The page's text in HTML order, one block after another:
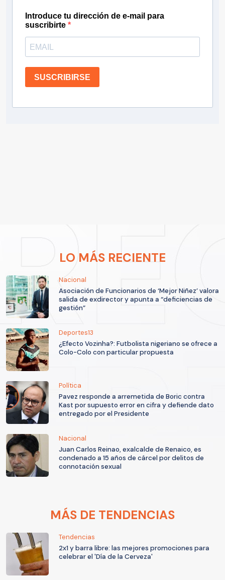
Introduce tu dirección de e-mail para
suscribirte
SUSCRIBIRSE
LO MÁS RECIENTE
Nacional
Asociación de Funcionarios de ‘Mejor Niñez’ valora
salida de exdirector y apunta a “deficiencias de
gestión”
Deportes13
¿Efecto Vozinha?: Futbolista nigeriano se ofrece a
Colo-Colo con particular propuesta
Política
Pavez responde a arremetida de Boric contra
Kast por supuesto error en cifra y defiende dato
entregado por el Presidente
Nacional
Juan Carlos Reinao, exalcalde de Renaico, es
condenado a 15 años de cárcel por delitos de
connotación sexual
MÁS DE TENDENCIAS
Tendencias
2x1 y barra libre: las mejores promociones para
celebrar el 'Día de la Cerveza'